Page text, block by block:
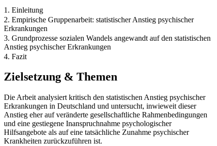
1. Einleitung
2. Empirische Gruppenarbeit: statistischer Anstieg psychischer
Erkrankungen
3. Grundprozesse sozialen Wandels angewandt auf den statistischen
Anstieg psychischer Erkrankungen
4. Fazit
Zielsetzung & Themen
Die Arbeit analysiert kritisch den statistischen Anstieg psychischer
Erkrankungen in Deutschland und untersucht, inwieweit dieser
Anstieg eher auf veränderte gesellschaftliche Rahmenbedingungen
und eine gestiegene Inanspruchnahme psychologischer
Hilfsangebote als auf eine tatsächliche Zunahme psychischer
Krankheiten zurückzuführen ist.